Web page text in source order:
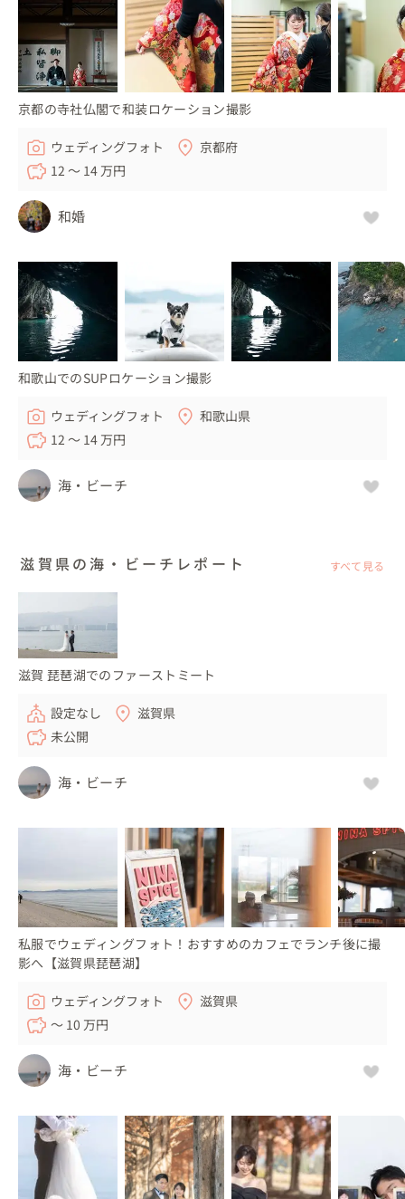
京都の寺社仏閣で和装ロケーション撮影
ウェディングフォト
京都府
12 〜 14 万円
和婚
和歌山でのSUPロケーション撮影
ウェディングフォト
和歌山県
12 〜 14 万円
海・ビーチ
滋賀県の海・ビーチレポート すべて見る
滋賀 琵琶湖でのファーストミート
設定なし
滋賀県
未公開
海・ビーチ
私服でウェディングフォト！おすすめのカフェでランチ後に撮
影へ【滋賀県琵琶湖】
ウェディングフォト
滋賀県
〜 10 万円
海・ビーチ